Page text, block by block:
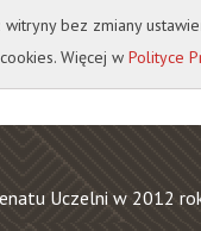
Uczelni w 2012
bez zmiany
Więcej w Polityce